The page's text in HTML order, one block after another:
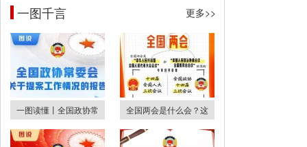
一图千言 更多>>
一图读懂丨全国政协常 全国两会是什么会？这